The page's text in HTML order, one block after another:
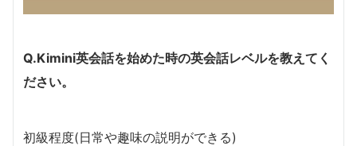
Q.Kimini英会話を始めた時の英会話レベルを教えてく
ださい。
初級程度(日常や趣味の説明ができる)